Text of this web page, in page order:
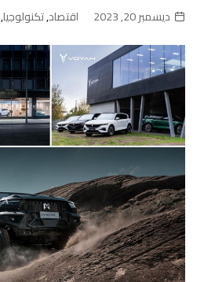
ديسمبر 20, 2023 اقتصاد,تكنولوجيا,